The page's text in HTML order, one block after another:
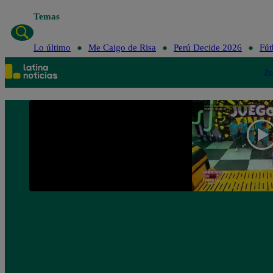
Temas
Lo último Me Caigo de Risa Perú Decide 2026